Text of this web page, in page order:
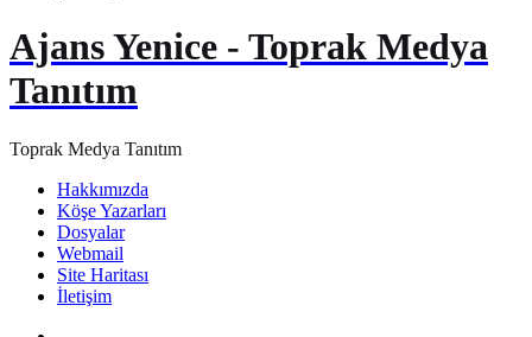
Ajans Yenice - Toprak Medya
Tanıtım
Toprak Medya Tanıtım
Hakkımızda
Köşe Yazarları
Dosyalar
Webmail
Site Haritası
İletişim